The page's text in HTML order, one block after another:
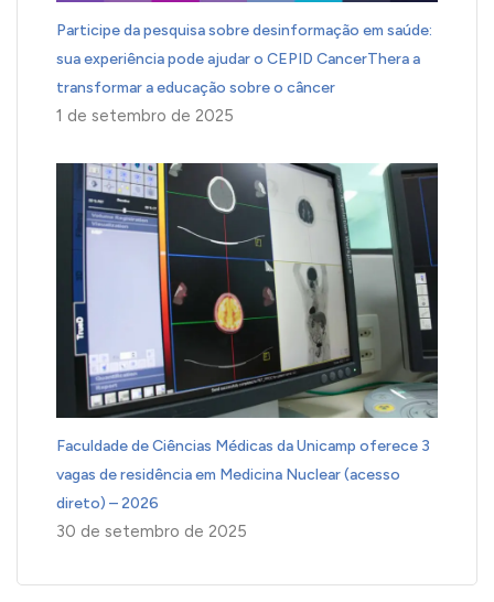
Participe da pesquisa sobre desinformação em saúde:
sua experiência pode ajudar o CEPID CancerThera a
transformar a educação sobre o câncer
1 de setembro de 2025
Faculdade de Ciências Médicas da Unicamp oferece 3
vagas de residência em Medicina Nuclear (acesso
direto) – 2026
30 de setembro de 2025